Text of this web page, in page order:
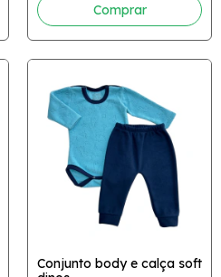
Comprar
Conjunto body e calça soft